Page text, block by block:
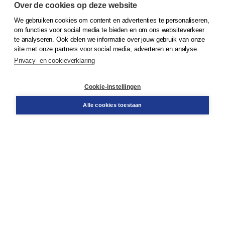
© 2026Koninklijke Boom uitgevers
Klantenservice
Service & informatie
Contact
Over de cookies op deze website
We gebruiken cookies om content en advertenties te personaliseren,
om functies voor social media te bieden en om ons websiteverkeer
te analyseren. Ook delen we informatie over jouw gebruik van onze
site met onze partners voor social media, adverteren en analyse.
Privacy- en cookieverklaring
Cookie-instellingen
Alle cookies toestaan